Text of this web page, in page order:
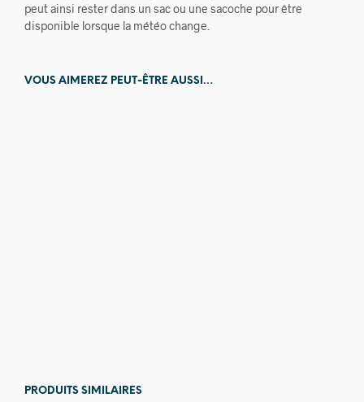
peut ainsi rester dans un sac ou une sacoche pour être
disponible lorsque la météo change.
VOUS AIMEREZ PEUT-ÊTRE AUSSI…
PRODUITS SIMILAIRES